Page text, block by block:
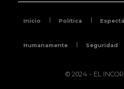
Inicio Política
Humanamente Seguridad
© 2024 - EL